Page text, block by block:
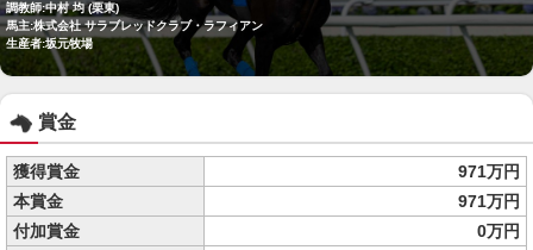
調教師:中村 均 (栗東)
馬主:株式会社 サラブレッドクラブ・ラフィアン
生産者:坂元牧場
賞金
獲得賞金
971万円
本賞金
971万円
付加賞金
0万円